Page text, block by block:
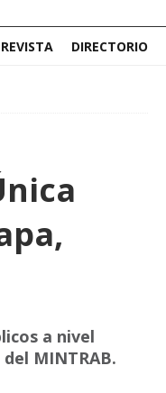
DIRECTORIO
a nivel
MINTRAB.